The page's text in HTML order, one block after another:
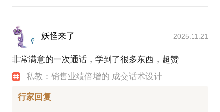
妖怪来了 2025.11.21
非常满意的一次通话，学到了很多东西，超赞
私教：销售业绩倍增的 成交话术设计
行家回复